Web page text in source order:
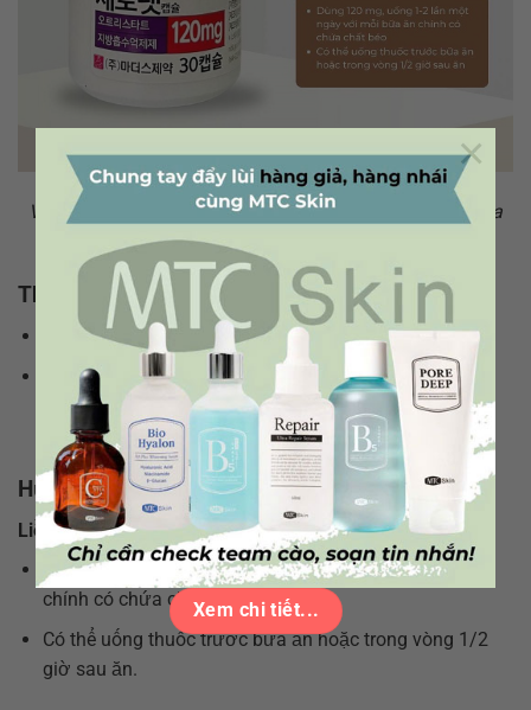
Xem chi tiết...
×
Viên uống giảm cân, giảm mỡ thừa được các chuyên gia
hàng đầu khuyên dùng
Thành phần viên uống tách mỡ Orlistat
Thành phần hoạt chất: Orlistat (USP) 120mg
Các chất phụ gia khác: cellulose vi tinh thể,
caprylocaproyl polyoxyglyceride, crospovidone, talc,
hydroxypropyl cellulose
Hướng dẫn sử dụng thuốc tách mỡ Orlistat
Liều dùng và cách uống Orlistat
Dùng 120 mg, uống 1-2 lần một ngày với mỗi bữa ăn
chính có chứa chất béo.
Có thể uống thuốc trước bữa ăn hoặc trong vòng 1/2
giờ sau ăn.